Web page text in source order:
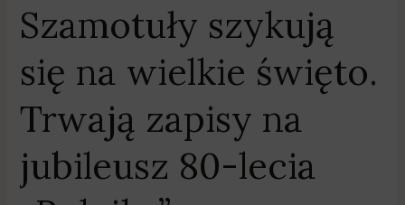
Szamotuły szykują
się na wielkie święto.
Trwają zapisy na
jubileusz 80-lecia
„Rolnika”